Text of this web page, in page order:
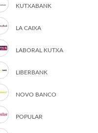
KUTXABANK
LA CAIXA
LABORAL KUTXA
LIBERBANK
NOVO BANCO
POPULAR